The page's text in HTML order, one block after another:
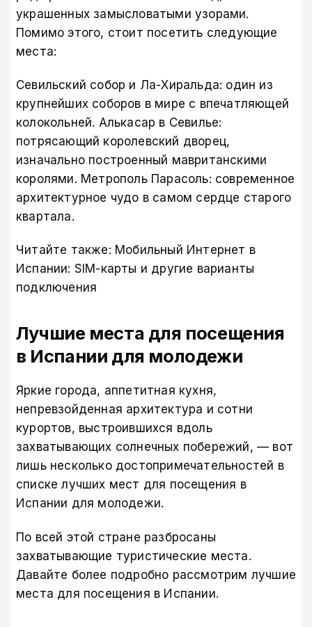
украшенных замысловатыми узорами.
Помимо этого, стоит посетить следующие
места:
Севильский собор и Ла-Хиральда: один из
крупнейших соборов в мире с впечатляющей
колокольней. Алькасар в Севилье:
потрясающий королевский дворец,
изначально построенный мавританскими
королями. Метрополь Парасоль: современное
архитектурное чудо в самом сердце старого
квартала.
Читайте также: Мобильный Интернет в
Испании: SIM-карты и другие варианты
подключения
Лучшие места для посещения
в Испании для молодежи
Яркие города, аппетитная кухня,
непревзойденная архитектура и сотни
курортов, выстроившихся вдоль
захватывающих солнечных побережий, — вот
лишь несколько достопримечательностей в
списке лучших мест для посещения в
Испании для молодежи.
По всей этой стране разбросаны
захватывающие туристические места.
Давайте более подробно рассмотрим лучшие
места для посещения в Испании.